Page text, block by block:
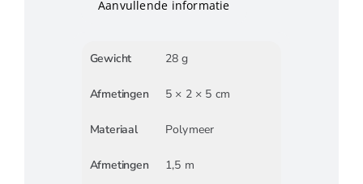
Aanvullende informatie
Gewicht 28 g
Afmetingen 5 × 2 × 5 cm
Materiaal Polymeer
Afmetingen 1,5 m